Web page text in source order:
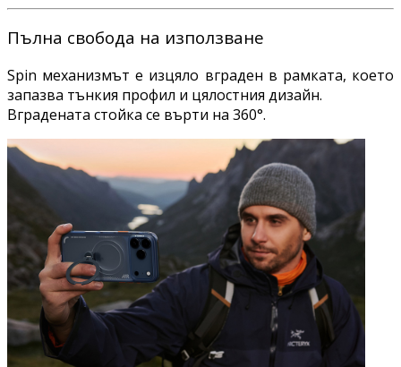
Пълна свобода на използване
Spin механизмът е изцяло вграден в рамката, което
запазва тънкия профил и цялостния дизайн.
Вградената стойка се върти на 360°.